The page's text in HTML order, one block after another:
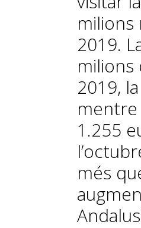
milions
2019.
milions
2019,
mentre
1.255
més